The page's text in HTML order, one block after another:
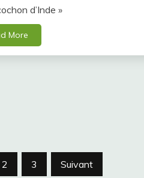
d’Inde »
More
2 3 Suivant